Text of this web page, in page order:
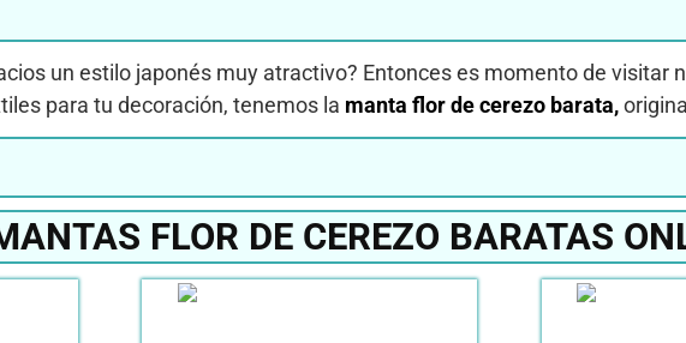
un estilo japonés muy atractivo? Entonces es momento de visitar
para tu decoración, tenemos la manta flor de cerezo barata,
FLOR DE CEREZO BARATAS